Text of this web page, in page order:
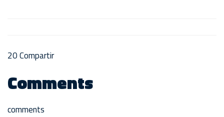
20Compartir
Comments
comments